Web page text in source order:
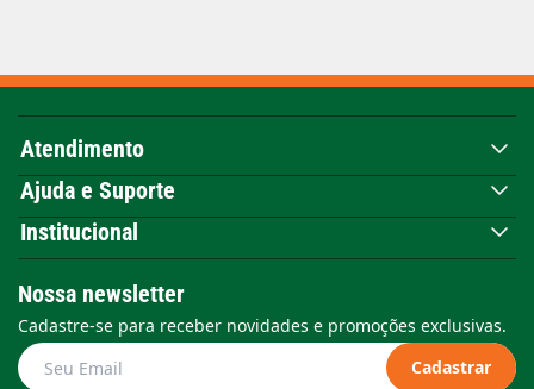
Atendimento
Ajuda e Suporte
Institucional
Nossa newsletter
Cadastre-se para receber novidades e promoções exclusivas.
Cadastrar